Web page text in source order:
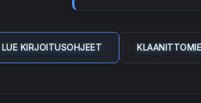
LUE KIRJOITUSOHJEET